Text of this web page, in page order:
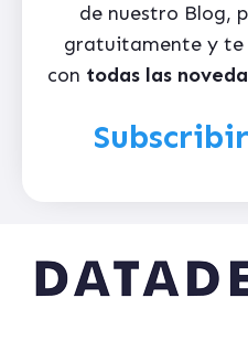
de nuestro Blog,
gratuitamente y te
con todas las